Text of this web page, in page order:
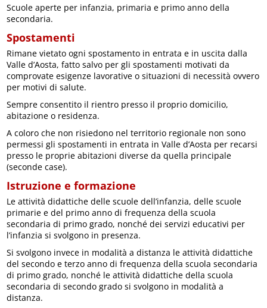
Scuole aperte per infanzia, primaria e primo anno della
secondaria.
Spostamenti
Rimane vietato ogni spostamento in entrata e in uscita dalla
Valle d’Aosta, fatto salvo per gli spostamenti motivati da
comprovate esigenze lavorative o situazioni di necessità ovvero
per motivi di salute.
Sempre consentito il rientro presso il proprio domicilio,
abitazione o residenza.
A coloro che non risiedono nel territorio regionale non sono
permessi gli spostamenti in entrata in Valle d’Aosta per recarsi
presso le proprie abitazioni diverse da quella principale
(seconde case).
Istruzione e formazione
Le attività didattiche delle scuole dell’infanzia, delle scuole
primarie e del primo anno di frequenza della scuola
secondaria di primo grado, nonché dei servizi educativi per
l’infanzia si svolgono in presenza.
Si svolgono invece in modalità a distanza le attività didattiche
del secondo e terzo anno di frequenza della scuola secondaria
di primo grado, nonché le attività didattiche della scuola
secondaria di secondo grado si svolgono in modalità a
distanza.